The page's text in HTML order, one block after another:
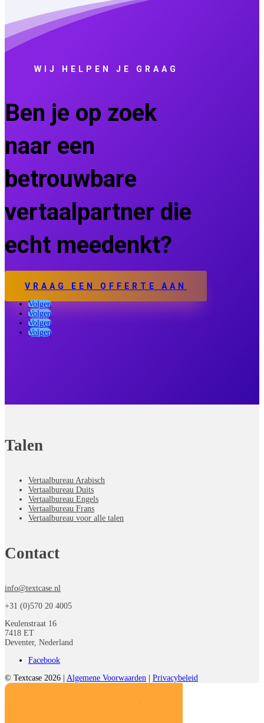
WIJ HELPEN JE GRAAG
Ben je op zoek
naar een
betrouwbare
vertaalpartner die
echt meedenkt?
VRAAG EEN OFFERTE AAN
Volgen
Volgen
Volgen
Volgen
Talen
Vertaalbureau Arabisch
Vertaalbureau Duits
Vertaalbureau Engels
Vertaalbureau Frans
Vertaalbureau voor alle talen
Contact
info@textcase.nl
+31 (0)570 20 4005
Keulenstraat 16
7418 ET
Deventer, Nederland
Facebook
© Textcase 2026 | Algemene Voorwaarden Privacybeleid